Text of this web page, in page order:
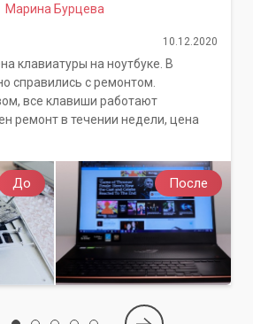
До После
Марина Бурцева
10.12.2020
клавиатуры на ноутбуке. В
справились с ремонтом.
все клавиши работают
ремонт в течении недели, цена